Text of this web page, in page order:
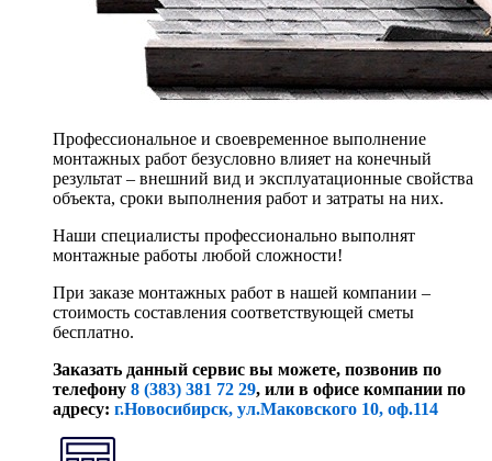
Профессиональное и своевременное выполнение
монтажных работ безусловно влияет на конечный
результат – внешний вид и эксплуатационные свойства
объекта, сроки выполнения работ и затраты на них.
Наши специалисты профессионально выполнят
монтажные работы любой сложности!
При заказе монтажных работ в нашей компании –
стоимость составления соответствующей сметы
бесплатно.
Заказать данный сервис вы можете, позвонив по
телефону 8 (383) 381 72 29, или в офисе компании по
адресу: г.Новосибирск, ул.Маковского 10, оф.114